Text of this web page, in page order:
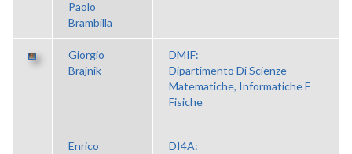
Paolo
Brambilla
Giorgio
Brajnik
DMIF:
Dipartimento Di Scienze
Matematiche, Informatiche E
Fisiche
Enrico
DI4A: